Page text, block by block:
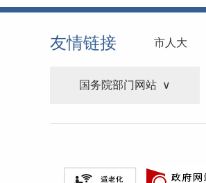
友情链接 市人大
国务院部门网站